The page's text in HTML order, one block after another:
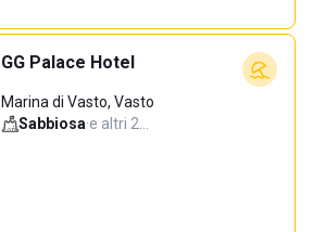
GG Palace Hotel
Marina di Vasto, Vasto
Sabbiosa·e altri 2…